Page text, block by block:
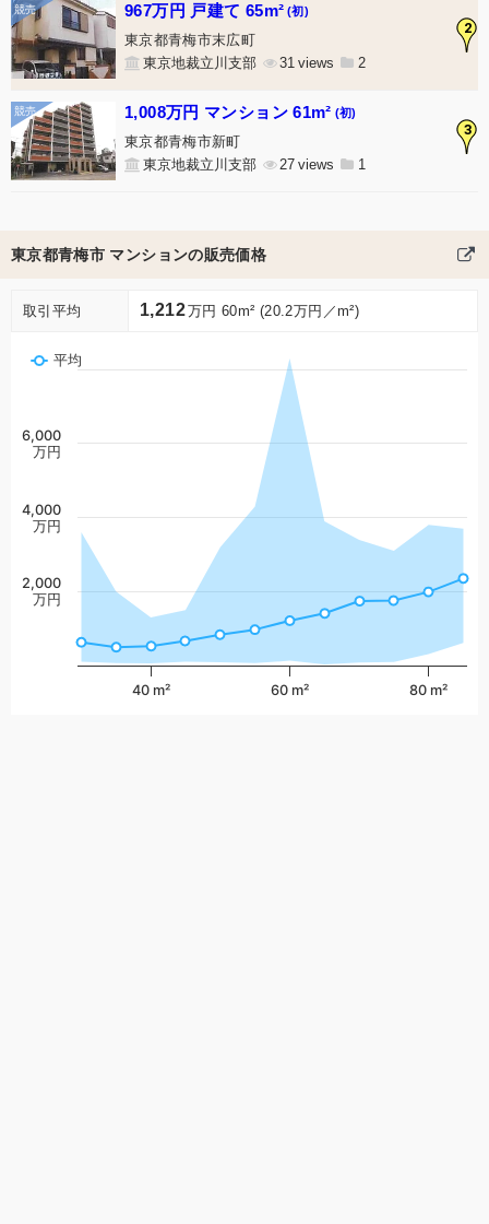
2
967万円 戸建て 65m² (初)
東京都青梅市末広町
東京地裁立川支部
31 2
3
1,008万円 マンション 61m² (初)
東京都青梅市新町
東京地裁立川支部
27 1
東京都青梅市 マンションの販売価格
取引平均 1,212万円 60m² (20.2万円／m²)
平均
40 m² 60 m² 80 m²
2,000
万円
4,000
万円
6,000
万円